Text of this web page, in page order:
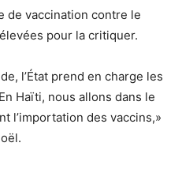
de vaccination contre le
pour la critiquer.
l’État prend en charge les
Haïti, nous allons dans le
l’importation des vaccins,»